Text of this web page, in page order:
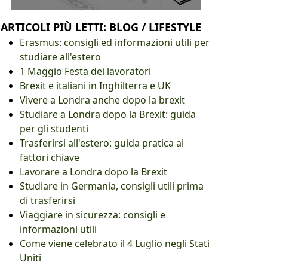
ARTICOLI PIÙ LETTI: BLOG / LIFESTYLE
Erasmus: consigli ed informazioni utili per
studiare all'estero
1 Maggio Festa dei lavoratori
Brexit e italiani in Inghilterra e UK
Vivere a Londra anche dopo la brexit
Studiare a Londra dopo la Brexit: guida
per gli studenti
Trasferirsi all'estero: guida pratica ai
fattori chiave
Lavorare a Londra dopo la Brexit
Studiare in Germania, consigli utili prima
di trasferirsi
Viaggiare in sicurezza: consigli e
informazioni utili
Come viene celebrato il 4 Luglio negli Stati
Uniti